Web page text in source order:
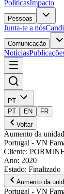
PolíticasImpacto
Pessoas
Junta-te a nós
Comunicação
Notícias
PT
PT
EN
FR
Voltar
Aumento da
Portugal - VN
Cliente:
Ano: 2020
Estado: Finalizado
Aumento da
Portugal - VN